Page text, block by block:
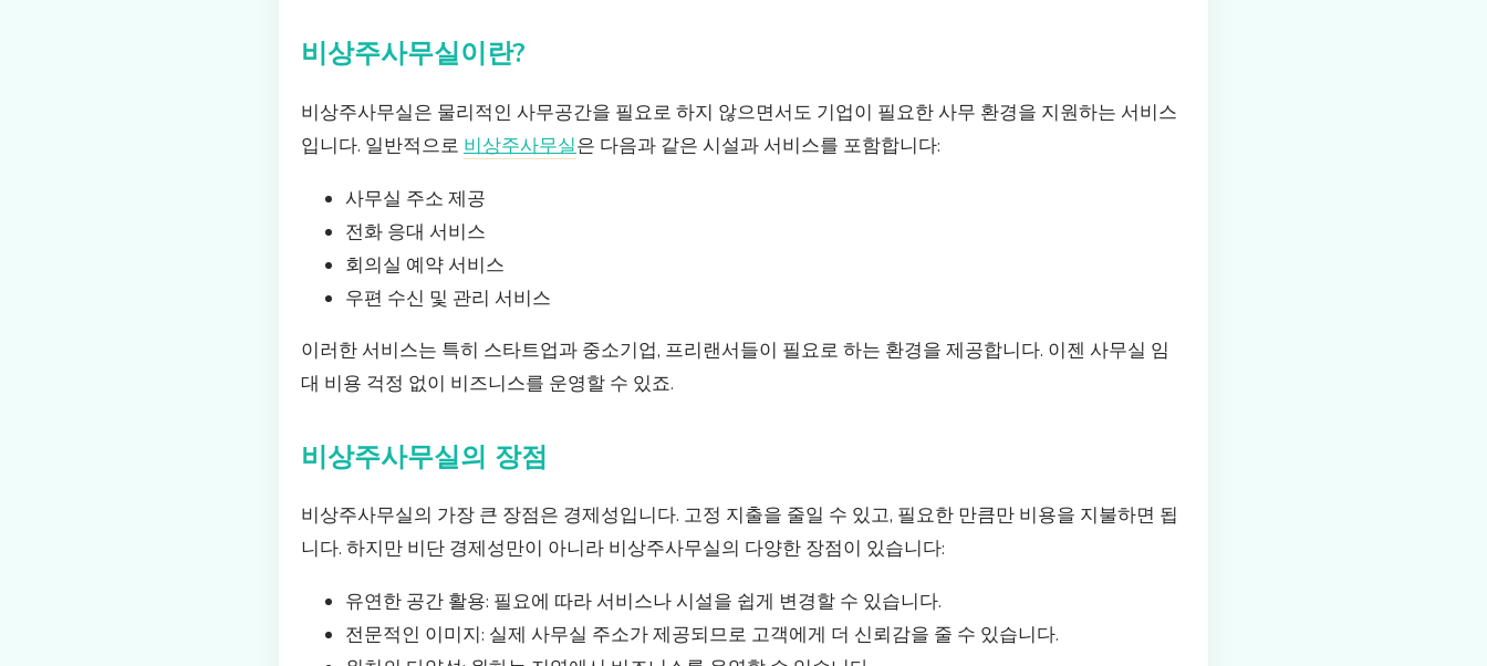
비상주사무실이란?
비상주사무실은 물리적인 사무공간을 필요로 하지 않으면서도 기업이 필요한 사무 환경을 지원하는 서비스
입니다. 일반적으로 비상주사무실은 다음과 같은 시설과 서비스를 포함합니다:
사무실 주소 제공
전화 응대 서비스
회의실 예약 서비스
우편 수신 및 관리 서비스
이러한 서비스는 특히 스타트업과 중소기업, 프리랜서들이 필요로 하는 환경을 제공합니다. 이젠 사무실 임
대 비용 걱정 없이 비즈니스를 운영할 수 있죠.
비상주사무실의 장점
비상주사무실의 가장 큰 장점은 경제성입니다. 고정 지출을 줄일 수 있고, 필요한 만큼만 비용을 지불하면 됩
니다. 하지만 비단 경제성만이 아니라 비상주사무실의 다양한 장점이 있습니다:
유연한 공간 활용: 필요에 따라 서비스나 시설을 쉽게 변경할 수 있습니다.
전문적인 이미지: 실제 사무실 주소가 제공되므로 고객에게 더 신뢰감을 줄 수 있습니다.